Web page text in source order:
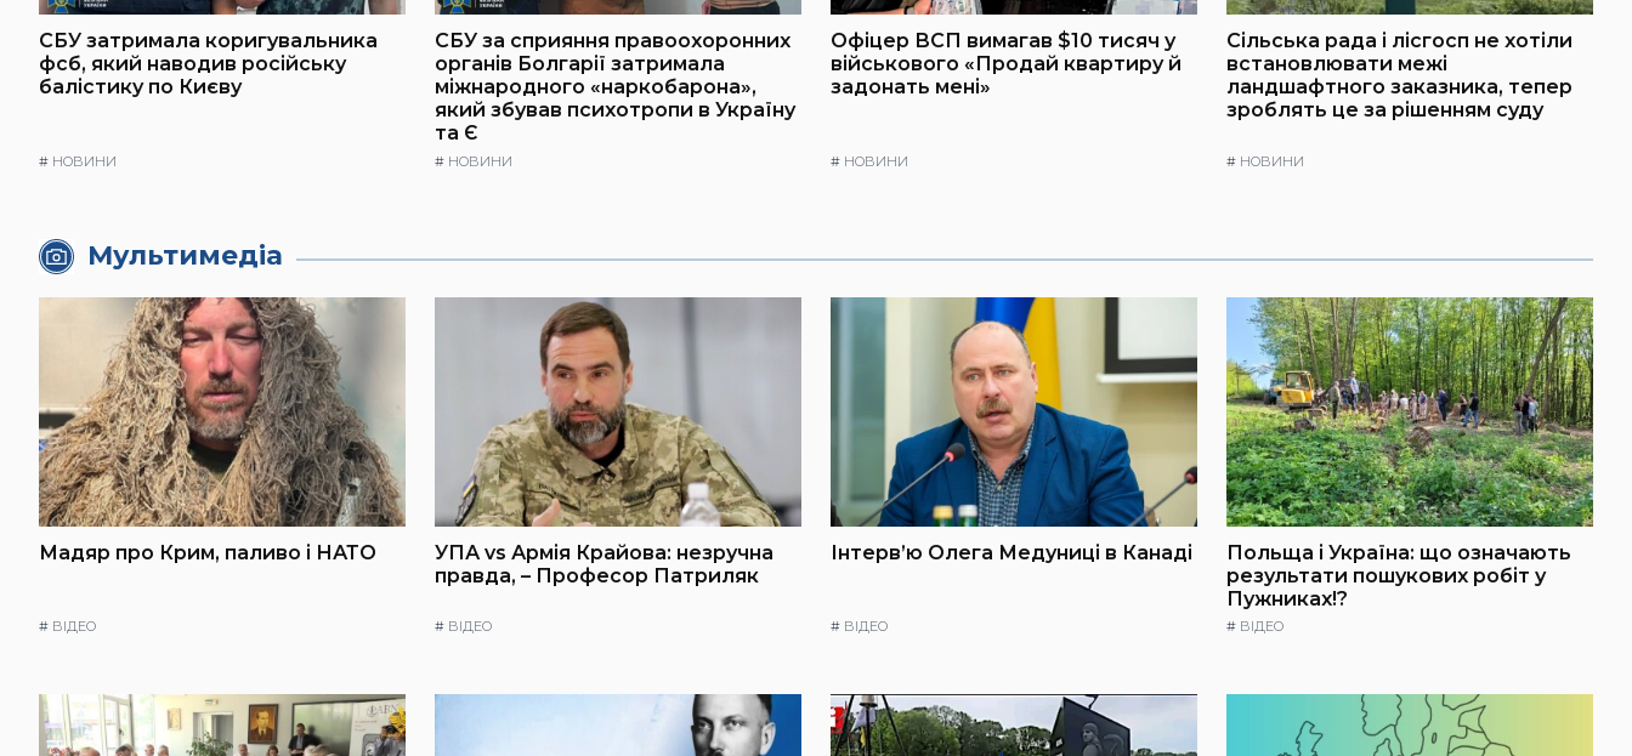
СБУ затримала коригувальника
фсб, який наводив російську
балістику по Києву
# НОВИНИ
СБУ за сприяння правоохоронних
органів Болгарії затримала
міжнародного «наркобарона»,
який збував психотропи в Україну
та Є
# НОВИНИ
Офіцер ВСП вимагав $10 тисяч у
військового «Продай квартиру й
задонать мені»
# НОВИНИ
Сільська рада і лісгосп не хотіли
встановлювати межі
ландшафтного заказника, тепер
зроблять це за рішенням суду
# НОВИНИ
Мультимедіа
Мадяр про Крим, паливо і НАТО
# ВІДЕО
УПА vs Армія Крайова: незручна
правда, – Професор Патриляк
# ВІДЕО
Інтерв’ю Олега Медуниці в Канаді
# ВІДЕО
Польща і Україна: що означають
результати пошукових робіт у
Пужниках!?
# ВІДЕО